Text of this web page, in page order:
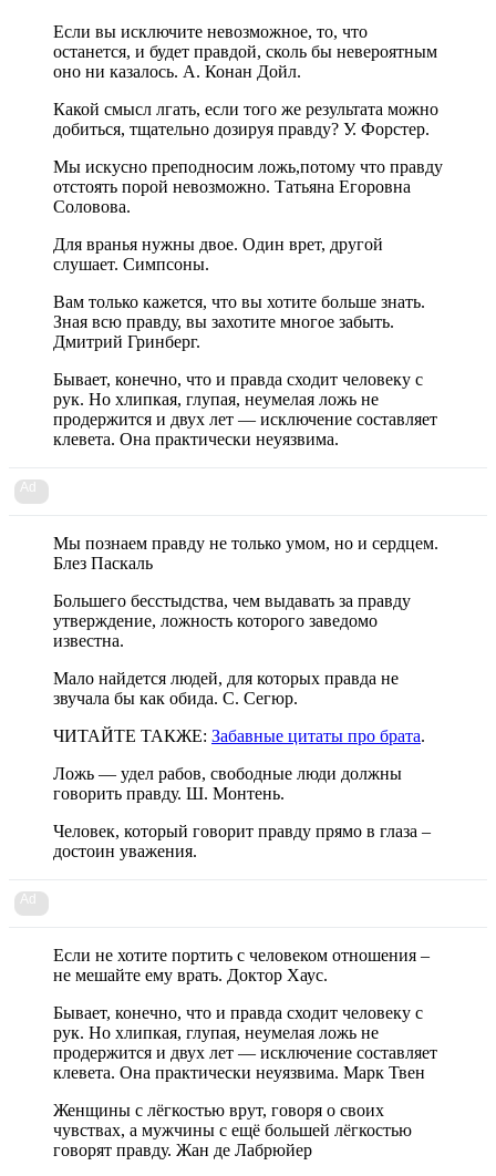
Если вы исключите невозможное, то, что
останется, и будет правдой, сколь бы невероятным
оно ни казалось. А. Конан Дойл.
Какой смысл лгать, если того же результата можно
добиться, тщательно дозируя правду? У. Форстер.
Мы искусно преподносим ложь,потому что правду
отстоять порой невозможно. Татьяна Егоровна
Соловова.
Для вранья нужны двое. Один врет, другой
слушает. Симпсоны.
Вам только кажется, что вы хотите больше знать.
Зная всю правду, вы захотите многое забыть.
Дмитрий Гринберг.
Бывает, конечно, что и правда сходит человеку с
рук. Но хлипкая, глупая, неумелая ложь не
продержится и двух лет — исключение составляет
клевета. Она практически неуязвима.
Ad
Мы познаем правду не только умом, но и сердцем.
Блез Паскаль
Большего бесстыдства, чем выдавать за правду
утверждение, ложность которого заведомо
известна.
Мало найдется людей, для которых правда не
звучала бы как обида. С. Сегюр.
ЧИТАЙТЕ ТАКЖЕ: Забавные цитаты про брата.
Ложь — удел рабов, свободные люди должны
говорить правду. Ш. Монтень.
Человек, который говорит правду прямо в глаза –
достоин уважения.
Ad
Если не хотите портить с человеком отношения –
не мешайте ему врать. Доктор Хаус.
Бывает, конечно, что и правда сходит человеку с
рук. Но хлипкая, глупая, неумелая ложь не
продержится и двух лет — исключение составляет
клевета. Она практически неуязвима. Марк Твен
Женщины с лёгкостью врут, говоря о своих
чувствах, а мужчины с ещё большей лёгкостью
говорят правду. Жан де Лабрюйер